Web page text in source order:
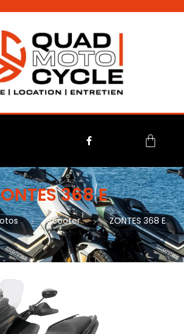
assigned
368 E
Scooter ZONTES 368 E